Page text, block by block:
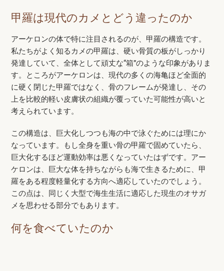
甲羅は現代のカメとどう違ったのか
アーケロンの体で特に注目されるのが、甲羅の構造です。
私たちがよく知るカメの甲羅は、硬い骨質の板がしっかり
発達していて、全体として頑丈な“箱”のような印象がありま
す。ところがアーケロンは、現代の多くの海亀ほど全面的
に硬く閉じた甲羅ではなく、骨のフレームが発達し、その
上を比較的軽い皮膚状の組織が覆っていた可能性が高いと
考えられています。
この構造は、巨大化しつつも海の中で泳ぐためには理にか
なっています。もし全身を重い骨の甲羅で固めていたら、
巨大化するほど運動効率は悪くなっていたはずです。アー
ケロンは、巨大な体を持ちながらも海で生きるために、甲
羅をある程度軽量化する方向へ適応していたのでしょう。
この点は、同じく大型で海生生活に適応した現生のオサガ
メを思わせる部分でもあります。
何を食べていたのか